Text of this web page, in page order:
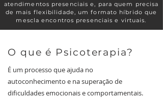
atendimentos presenciais e, para quem precisa
de mais flexibilidade, um formato híbrido que
mescla encontros presenciais e virtuais.
O que é Psicoterapia?
É um processo que ajuda no
autoconhecimento e na superação de
dificuldades emocionais e comportamentais.